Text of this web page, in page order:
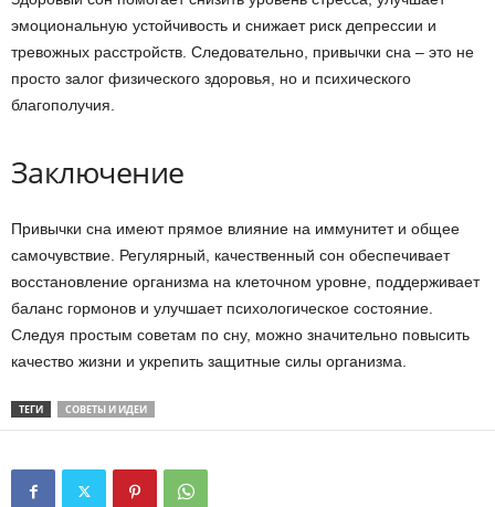
эмоциональную устойчивость и снижает риск депрессии и
тревожных расстройств. Следовательно, привычки сна – это не
просто залог физического здоровья, но и психического
благополучия.
Заключение
Привычки сна имеют прямое влияние на иммунитет и общее
самочувствие. Регулярный, качественный сон обеспечивает
восстановление организма на клеточном уровне, поддерживает
баланс гормонов и улучшает психологическое состояние.
Следуя простым советам по сну, можно значительно повысить
качество жизни и укрепить защитные силы организма.
ТЕГИ СОВЕТЫ И ИДЕИ